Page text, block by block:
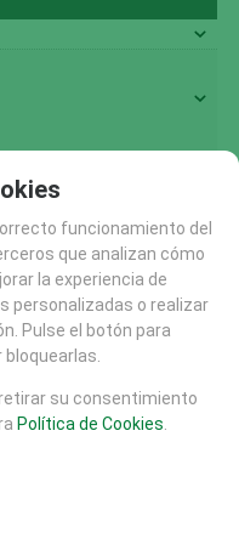
funcionamiento del
que analizan cómo
la experiencia de
personalizadas o realizar
Pulse el botón para
su consentimiento
Política de Cookies